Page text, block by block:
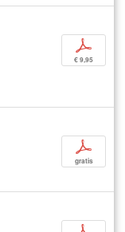
p
€ 9,95
p
gratis